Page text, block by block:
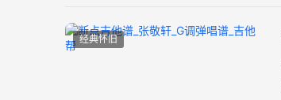
经典怀旧